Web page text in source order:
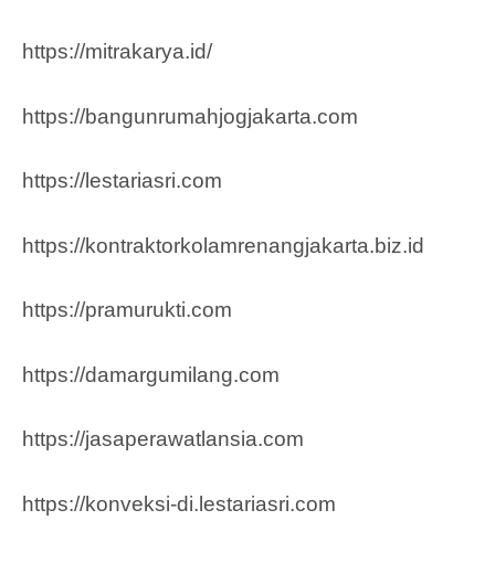
https://mitrakarya.id/
https://bangunrumahjogjakarta.com
https://lestariasri.com
https://kontraktorkolamrenangjakarta.biz.id
https://pramurukti.com
https://damargumilang.com
https://jasaperawatlansia.com
https://konveksi-di.lestariasri.com